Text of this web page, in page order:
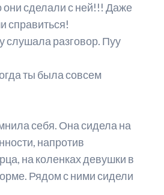
сделали с ней!!! Даже
справиться!
слушала разговор. Пуу
ты была совсем
себя. Она сидела на
напротив
на коленках девушки в
Рядом с ними сидели